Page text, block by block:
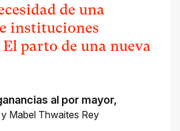
de una
instituciones
parto de una nueva
al por mayor,
y Mabel Thwaites Rey